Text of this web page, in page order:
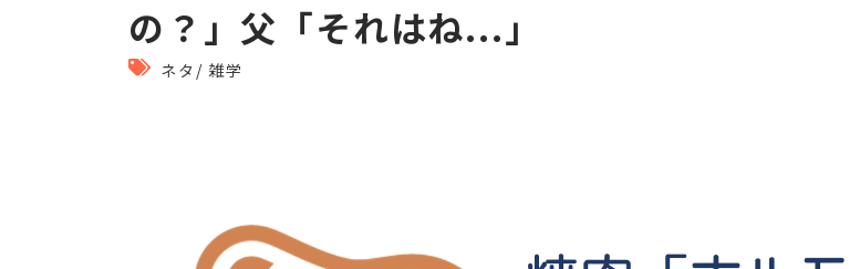
の？」父「それはね...」
ネタ / 雑学